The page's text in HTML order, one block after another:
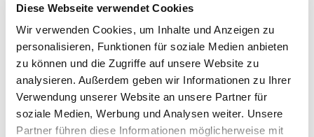
Diese Webseite verwendet Cookies
Wir verwenden Cookies, um Inhalte und Anzeigen zu
personalisieren, Funktionen für soziale Medien anbieten
zu können und die Zugriffe auf unsere Website zu
analysieren. Außerdem geben wir Informationen zu Ihrer
Verwendung unserer Website an unsere Partner für
soziale Medien, Werbung und Analysen weiter. Unsere
Partner führen diese Informationen möglicherweise mit